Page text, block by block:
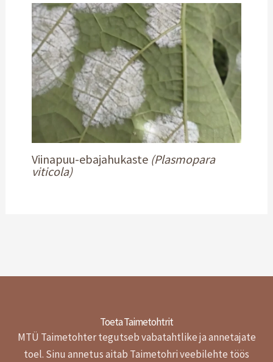
Viinapuu-ebajahukaste (Plasmopara
viticola)
Toeta Taimetohtrit
MTÜ Taimetohter tegutseb vabatahtlike ja annetajate
toel. Sinu annetus aitab Taimetohri veebilehte töös